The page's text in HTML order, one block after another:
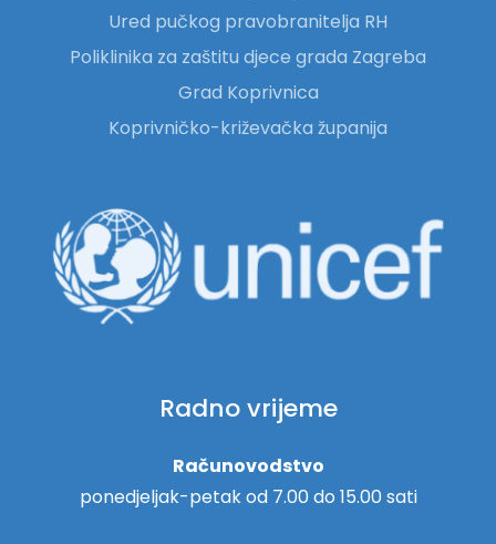
Ured pučkog pravobranitelja RH
Poliklinika za zaštitu djece grada Zagreba
Grad Koprivnica
Koprivničko-križevačka županija
Radno vrijeme
Računovodstvo
ponedjeljak-petak od 7.00 do 15.00 sati